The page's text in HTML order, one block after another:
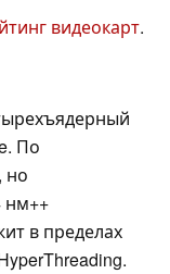
видеокарт.
По
но
нм++
в пределах